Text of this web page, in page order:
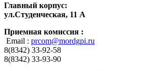
Главный корпус:
ул.Студенческая, 11 А
Приемная комиссия :
Email : prcom@mordgpi.ru
8(8342) 33-92-58
8(8342) 33-93-90